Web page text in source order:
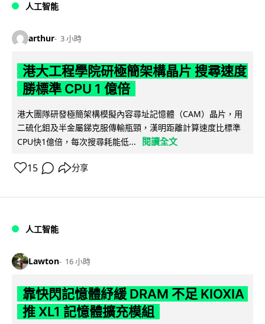
人工智能
arthur 3 小時
港大工程學院研極簡架構晶片 搜尋速度
勝標準 CPU 1 億倍
港大團隊研發極簡架構模擬內容尋址記憶體（CAM）晶片，用
二硫化鉬及半金屬銻克服傳輸瓶頸，漢明距離計算速度比標準
CPU快1億倍，每次搜尋耗能低...
閱讀全文
15 分享
人工智能
Lawton 16 小時
靠快閃記憶體紓緩 DRAM 不足 KIOXIA
推 XL1 記憶體擴充模組